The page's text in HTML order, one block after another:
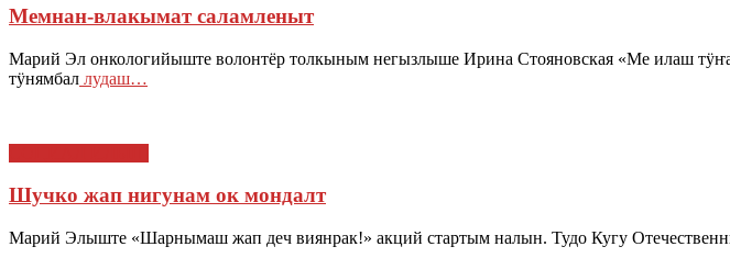
Мемнан-влакымат саламленыт
Марий Эл онкологийыште волонтёр толкыным негызлыше Ирина Стояновская «Ме илаш
тӱнямбал лудаш…
Шучко жап нигунам ок мондалт
Марий Элыште «Шарнымаш жап деч виянрак!» акций стартым налын. Тудо Кугу